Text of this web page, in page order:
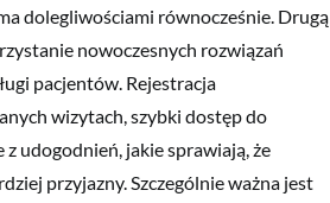
dolegliwościami równocześnie. Drugą
nowoczesnych rozwiązań
pacjentów. Rejestracja
wizytach, szybki dostęp do
udogodnień, jakie sprawiają, że
przyjazny. Szczególnie ważna jest